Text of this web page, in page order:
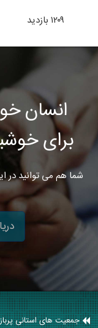
۱۲۰۹بازدید
انسان
برای
شما هم می توانید در
جمعیت های استانی